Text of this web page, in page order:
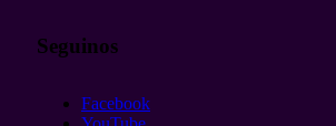
Seguinos
Facebook